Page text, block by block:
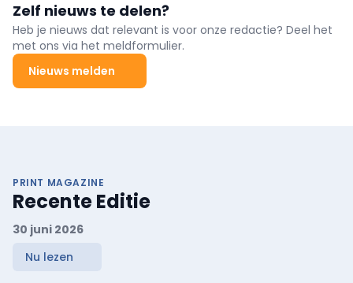
volwassenen met kleincellige longkanker in een vergevorderd
stadium. De behandeling is bedoeld voor patiënten bij wie de
ziekte is voortgeschreden of is teruggekomen na een
eerstelijnsbehandeling op basis van platinachemotherapie,
eventueel in combinatie met een PD-(L)1-remmer.
Zelf nieuws te delen?
Heb je nieuws dat relevant is voor onze redactie? Deel het
met ons via het meldformulier.
Nieuws melden
PRINT MAGAZINE
Recente Editie
30 juni 2026
Nu lezen